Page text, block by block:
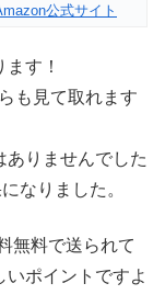
公式サイト
す！
も見て取れます
ありませんでした
なりました。
無料で送られて
いポイントですよ